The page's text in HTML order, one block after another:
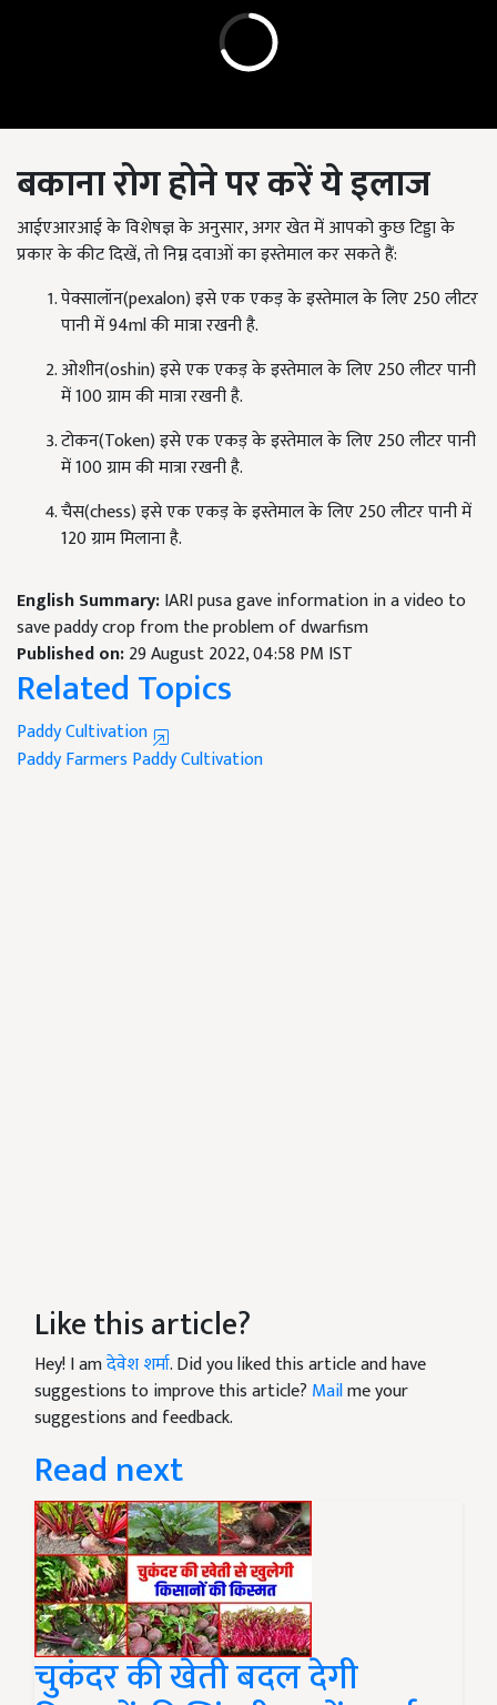
बकाना रोग होने पर करें ये इलाज
आईएआरआई के विशेषज्ञ के अनुसार, अगर खेत में आपको कुछ टिड्डा के
प्रकार के कीट दिखें, तो निम्न दवाओं का इस्तेमाल कर सकते हैं:
पेक्सालॉन(pexalon) इसे एक एकड़ के इस्तेमाल के लिए 250 लीटर
पानी में 94ml की मात्रा रखनी है.
ओशीन(oshin) इसे एक एकड़ के इस्तेमाल के लिए 250 लीटर पानी
में 100 ग्राम की मात्रा रखनी है.
टोकन(Token) इसे एक एकड़ के इस्तेमाल के लिए 250 लीटर पानी
में 100 ग्राम की मात्रा रखनी है.
चैस(chess) इसे एक एकड़ के इस्तेमाल के लिए 250 लीटर पानी में
120 ग्राम मिलाना है.
English Summary:IARI pusa gave information in a video to
save paddy crop from the problem of dwarfism
Published on:29 August 2022, 04:58 PM IST
Related Topics
Paddy Cultivation
Paddy Farmers Paddy Cultivation
Like this article?
Hey! I amदेवेश शर्मा. Did you liked this article and have
suggestions to improve this article? Mailme your
suggestions and feedback.
Read next
चुकंदर की खेती बदल देगी